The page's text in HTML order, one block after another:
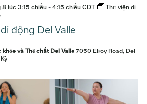
động Del Valle
8 lúc 3:15 chiều-4:15 chiều CDT
Thư viện di
khỏe và Thể chất Del Valle7050 Elroy Road, Del